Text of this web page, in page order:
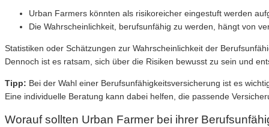
Urban Farmers könnten als risikoreicher eingestuft werden
Die Wahrscheinlichkeit, berufsunfähig zu werden, hängt von
Statistiken oder Schätzungen zur Wahrscheinlichkeit der
Dennoch ist es ratsam, sich über die Risiken bewusst zu sein und
Tipp: Bei der Wahl einer Berufsunfähigkeitsversicherung ist es
Eine individuelle Beratung kann dabei helfen, die passende
Worauf sollten Urban Farmer bei ihrer